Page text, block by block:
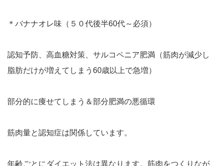
＊バナナオレ味（５０代後半60代～必須）
認知予防、高血糖対策、サルコペニア肥満（筋肉が減少し
脂肪だけが増えてしまう60歳以上で急増）
部分的に痩せてしまう＆部分肥満の悪循環
筋肉量と認知症は関係しています。
年齢ごとにダイエット法は異なります。筋肉をつくりなが